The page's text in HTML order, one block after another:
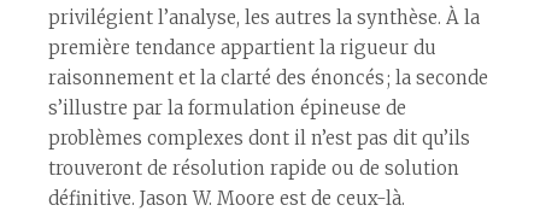
privilégient l’analyse, les autres la synthèse. À la
première tendance appartient la rigueur du
raisonnement et la clarté des énoncés ; la seconde
s’illustre par la formulation épineuse de
problèmes complexes dont il n’est pas dit qu’ils
trouveront de résolution rapide ou de solution
définitive. Jason W. Moore est de ceux-là.